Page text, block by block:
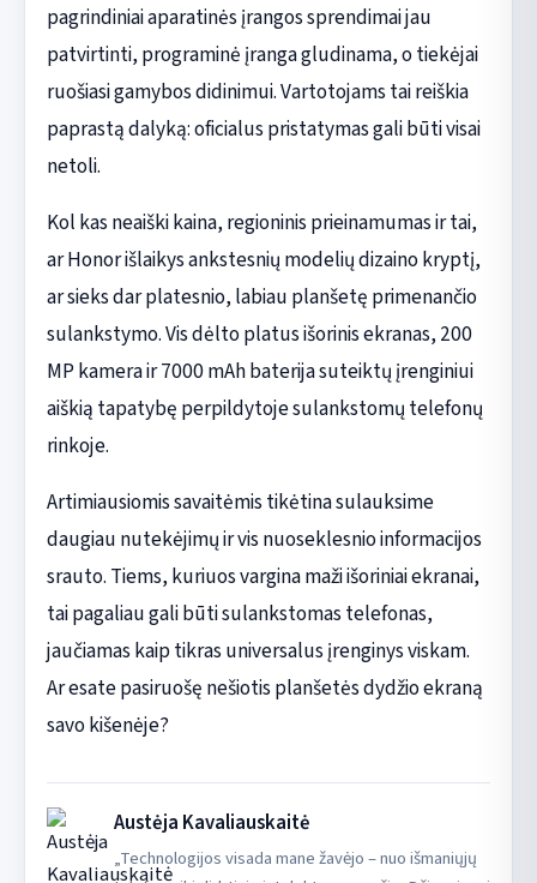
pagrindiniai aparatinės įrangos sprendimai jau
patvirtinti, programinė įranga gludinama, o tiekėjai
ruošiasi gamybos didinimui. Vartotojams tai reiškia
paprastą dalyką: oficialus pristatymas gali būti visai
netoli.
Kol kas neaiški kaina, regioninis prieinamumas ir tai,
ar Honor išlaikys ankstesnių modelių dizaino kryptį,
ar sieks dar platesnio, labiau planšetę primenančio
sulankstymo. Vis dėlto platus išorinis ekranas, 200
MP kamera ir 7000 mAh baterija suteiktų įrenginiui
aiškią tapatybę perpildytoje sulankstomų telefonų
rinkoje.
Artimiausiomis savaitėmis tikėtina sulauksime
daugiau nutekėjimų ir vis nuoseklesnio informacijos
srauto. Tiems, kuriuos vargina maži išoriniai ekranai,
tai pagaliau gali būti sulankstomas telefonas,
jaučiamas kaip tikras universalus įrenginys viskam.
Ar esate pasiruošę nešiotis planšetės dydžio ekraną
savo kišenėje?
Austėja Kavaliauskaitė
„Technologijos visada mane žavėjo – nuo išmaniųjų